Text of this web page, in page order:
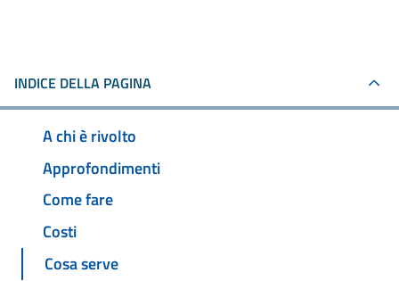
INDICE DELLA PAGINA
A chi è rivolto
Approfondimenti
Come fare
Costi
Cosa serve